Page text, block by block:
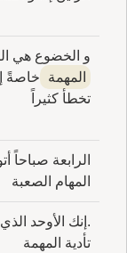
من نَبات
تُسْفِ،
اللغة،
بِجُخْدَب، فإذ
عليه، وجعل
مع تاء
و الخضوع هي
المهمة
خاصةً
تخطأ كثيراً
الرابعة صباحاً
المهام الصعبة
.إنك الأوحد
تأدية المهمة